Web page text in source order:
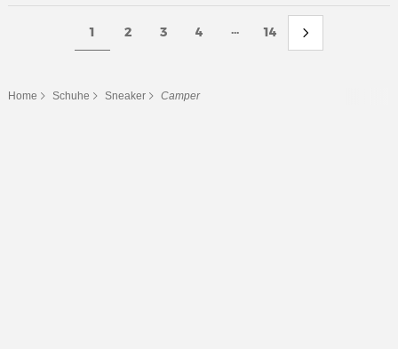
1 2 3 4 ... 14
Home Schuhe Sneaker Camper